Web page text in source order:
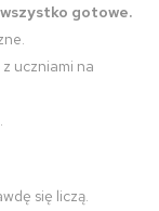
gotowe.
uczniami na
.
się liczą.